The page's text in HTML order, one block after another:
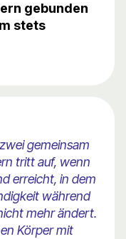
gebunden
stets
gemeinsam
tritt auf, wenn
erreicht, in dem
während
mehr ändert.
Körper mit